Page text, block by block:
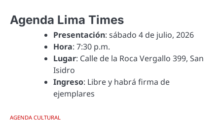
Agenda Lima Times
Presentación: sábado 4 de julio, 2026
Hora: 7:30 p.m.
Lugar: Calle de la Roca Vergallo 399, San
Isidro
Ingreso: Libre y habrá firma de
ejemplares
AGENDA CULTURAL